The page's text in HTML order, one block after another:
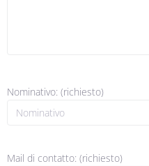
Nominativo: (richiesto)
Mail di contatto: (richiesto)